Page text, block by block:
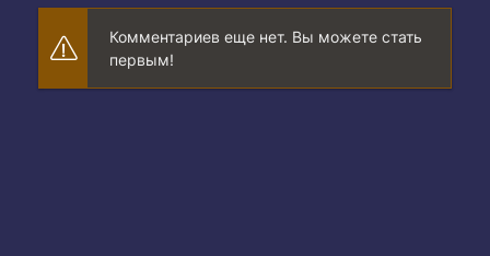
Комментариев еще нет. Вы можете стать
первым!